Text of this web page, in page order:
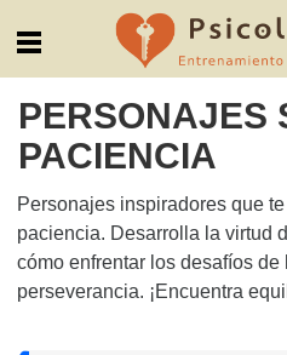
PERSONAJES
PACIENCIA
Personajes inspiradores que
paciencia. Desarrolla la virtud
cómo enfrentar los desafíos
perseverancia. ¡Encuentra